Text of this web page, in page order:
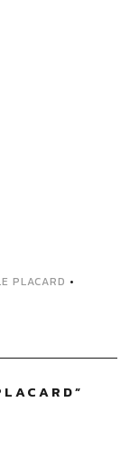
PLACARD •
”